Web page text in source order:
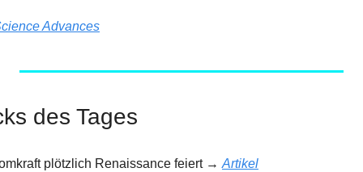
Advances
des Tages
plötzlich Renaissance feiert → Artikel